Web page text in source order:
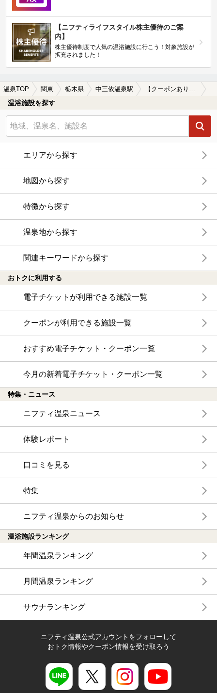
【ニフティライフスタイル株主優待のご案
内】
株主優待制度で人気の温浴施設に行こう！対象施設が
拡充されました！
温泉TOP 関東 栃木県 中三依温泉駅 【クーポンあり】一人旅におすすめの中三依温泉駅近くの温泉、日帰り温泉、スーパー銭湯おすすめ
温浴施設を探す
エリアから探す
地図から探す
特徴から探す
温泉地から探す
関連キーワードから探す
おトクに利用する
電子チケットが利用できる施設一覧
クーポンが利用できる施設一覧
おすすめ電子チケット・クーポン一覧
今月の新着電子チケット・クーポン一覧
特集・ニュース
ニフティ温泉ニュース
体験レポート
口コミを見る
特集
ニフティ温泉からのお知らせ
温浴施設ランキング
年間温泉ランキング
月間温泉ランキング
サウナランキング
ニフティ温泉公式アカウントをフォローして
おトク情報やクーポン情報を受け取ろう